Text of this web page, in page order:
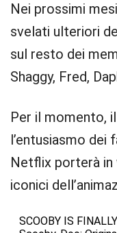
Nei prossimi
svelati ulteriori
sul resto dei
Shaggy, Fred,
Per il momento,
l’entusiasmo dei
Netflix porterà in
iconici
SCOOBY IS